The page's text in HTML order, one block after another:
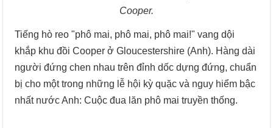
Cooper.
Tiếng hò reo "phô mai, phô mai, phô mai!" vang dội
khắp khu đồi Cooper ở Gloucestershire (Anh). Hàng dài
người đứng chen nhau trên đỉnh dốc dựng đứng, chuẩn
bị cho một trong những lễ hội kỳ quặc và nguy hiểm bậc
nhất nước Anh: Cuộc đua lăn phô mai truyền thống.